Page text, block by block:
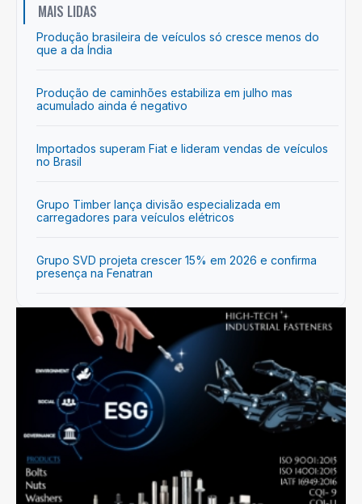
MAIS LIDAS
Produção brasileira de veículos só cresce menos do
que a da Índia
Produção de caminhões estabiliza em julho mas
acumulado ainda é negativo
Importados superam Fiat e lideram vendas de veículos
no Brasil
Grupo Timber lança divisão especializada em
carregadores para veículos elétricos
Grupo SVD projeta crescer 15% em 2026 e confirma
presença na Fenatran